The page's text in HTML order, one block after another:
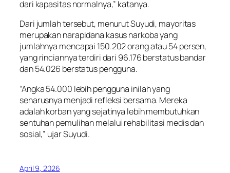
dari kapasitas normalnya,” katanya.
Dari jumlah tersebut, menurut Suyudi, mayoritas
merupakan narapidana kasus narkoba yang
jumlahnya mencapai 150.202 orang atau 54 persen,
yang rinciannya terdiri dari 96.176 berstatus bandar
dan 54.026 berstatus pengguna.
“Angka 54.000 lebih pengguna inilah yang
seharusnya menjadi refleksi bersama. Mereka
adalah korban yang sejatinya lebih membutuhkan
sentuhan pemulihan melalui rehabilitasi medis dan
sosial,” ujar Suyudi.
April 9, 2026